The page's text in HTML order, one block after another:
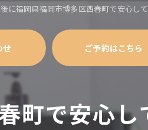
に福岡県福岡市博多区西春町で安心し
せ ご予約はこちら
町で安心し